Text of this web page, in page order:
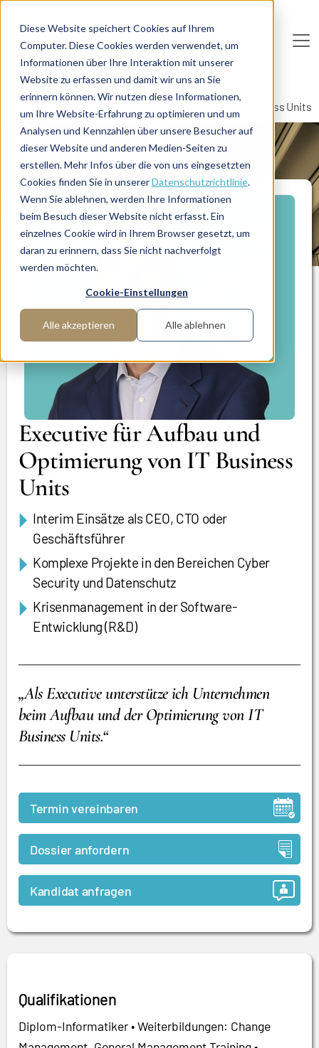
Diese Website speichert Cookies auf Ihrem
Computer. Diese Cookies werden verwendet, um
Informationen über Ihre Interaktion mit unserer
Website zu erfassen und damit wir uns an Sie
erinnern können. Wir nutzen diese Informationen,
um Ihre Website-Erfahrung zu optimieren und um
Analysen und Kennzahlen über unsere Besucher auf
dieser Website und anderen Medien-Seiten zu
erstellen. Mehr Infos über die von uns eingesetzten
Cookies finden Sie in unsererDatenschutzrichtlinie.
Wenn Sie ablehnen, werden Ihre Informationen
beim Besuch dieser Website nicht erfasst. Ein
einzelnes Cookie wird in Ihrem Browser gesetzt, um
daran zu erinnern, dass Sie nicht nachverfolgt
werden möchten.
Cookie-Einstellungen
Alle akzeptieren Alle ablehnen
Deutsc he InterimAG
Home
Manager-Übersicht
Executive für Aufbau und Optimierung von IT Business Units
MANAGERPROFIL
Executive für Aufbau und
Optimierung von IT Business
Units
Interim Einsätze als CEO, CTO oder
Geschäftsführer
Komplexe Projekte in den Bereichen Cyber
Security und Datenschutz
Krisenmanagement in der Software-
Entwicklung (R&D)
„Als Executive unterstütze ich Unternehmen
beim Aufbau und der Optimierung von IT
Business Units.“
Termin vereinbaren
Dossier anfordern
Kandidat anfragen
Qualifikationen
Diplom-Informatiker • Weiterbildungen: Change